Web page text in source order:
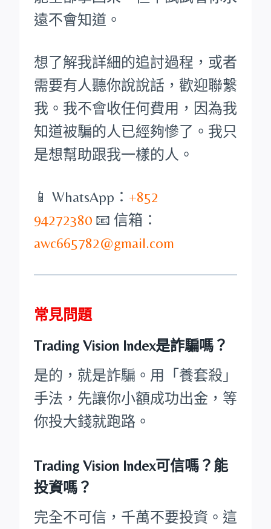
遠不會知道。
想了解我詳細的追討過程，或者
需要有人聽你說說話，歡迎聯繫
我。我不會收任何費用，因為我
知道被騙的人已經夠慘了。我只
是想幫助跟我一樣的人。
📱 WhatsApp： +852
94272380 📧 信箱：
awc665782@gmail.com
常見問題
Trading Vision Index是詐騙嗎？
是的，就是詐騙。用「養套殺」
手法，先讓你小額成功出金，等
你投大錢就跑路。
Trading Vision Index可信嗎？能
投資嗎？
完全不可信，千萬不要投資。這